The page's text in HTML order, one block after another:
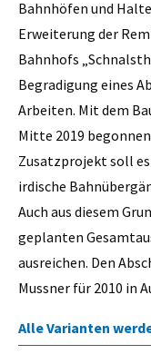
Bahnhöfen und
Erweiterung der
Bahnhofs
Begradigung eines
Arbeiten. Mit dem
Mitte 2019
Zusatzprojekt soll
irdische
Auch aus diesem
geplanten
ausreichen. Den
Mussner für 2010 in
Alle Varianten